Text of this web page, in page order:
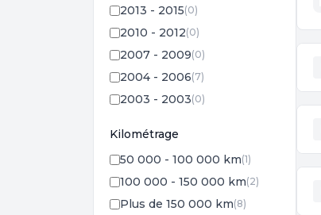
2013 - 2015(0)
2010 - 2012(0)
2007 - 2009(0)
2004 - 2006(7)
2003 - 2003(0)
Kilométrage
50 000 - 100 000 km(1)
100 000 - 150 000 km(2)
Plus de 150 000 km(8)